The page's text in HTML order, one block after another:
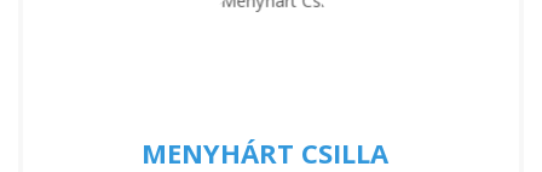
MENYHÁRT CSILLA